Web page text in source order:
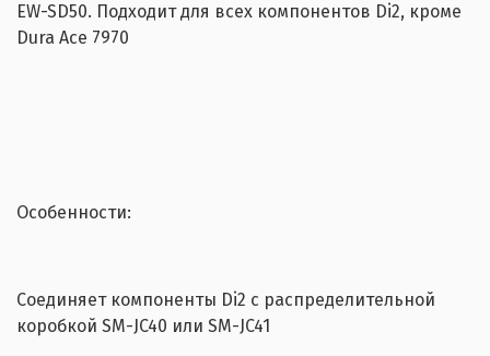
EW-SD50. Подходит для всех компонентов Di2, кроме
Dura Ace 7970
Особенности:
Соединяет компоненты Di2 с распределительной
коробкой SM-JC40 или SM-JC41